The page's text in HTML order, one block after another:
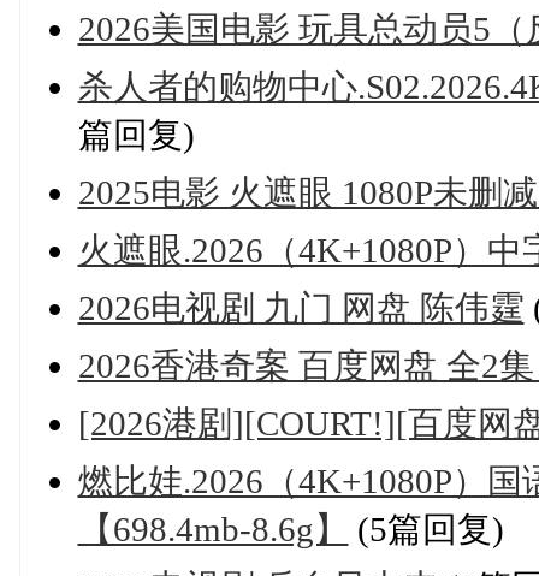
2026美国电影 玩具总动员5（
杀人者的购物中心
篇回复)
2025电影 火遮眼 1080P未删
火遮眼.2026（4K+1080P）中
2026电视剧 九门 网盘 陈伟霆
2026香港奇案 百度网盘 全2
[2026港剧][COURT!][百度网
燃比娃.2026（4K+1080P）
【698.4mb-8.6g】
(5篇回复)